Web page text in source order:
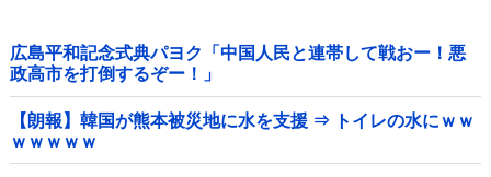
広島平和記念式典パヨク「中国人民と連帯して戦おー！悪
政高市を打倒するぞー！」
【朗報】韓国が熊本被災地に水を支援 ⇒ トイレの水にｗｗ
ｗｗｗｗｗ